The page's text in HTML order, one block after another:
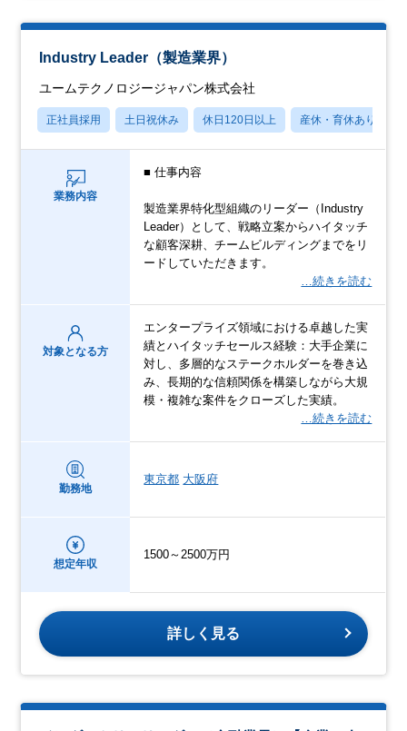
Industry Leader（製造業界）
ユームテクノロジージャパン株式会社
正社員採用 土日祝休み 休日120日以上 産休・育休あり
業務内容
■ 仕事内容
製造業界特化型組織のリーダー（Industry
Leader）として、戦略立案からハイタッチ
な顧客深耕、チームビルディングまでをリ
ードしていただきます。
…続きを読む
対象となる方
エンタープライズ領域における卓越した実
績とハイタッチセールス経験：大手企業に
対し、多層的なステークホルダーを巻き込
み、長期的な信頼関係を構築しながら大規
模・複雑な案件をクローズした実績。
…続きを読む
勤務地
東京都 大阪府
想定年収
1500～2500万円
詳しく見る